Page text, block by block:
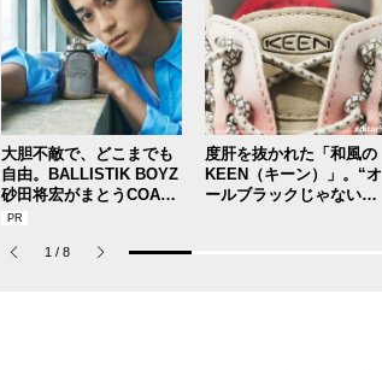
大胆不敵で、どこまでも
自由。BALLISTIK BOYZ
砂田将宏がまとうCOACH
の新作フレグランス「コ
パルファム」
度肝を抜かれた「和風の
KEEN（キーン）」。“オ
ールブラックじゃないほ
1 / 8